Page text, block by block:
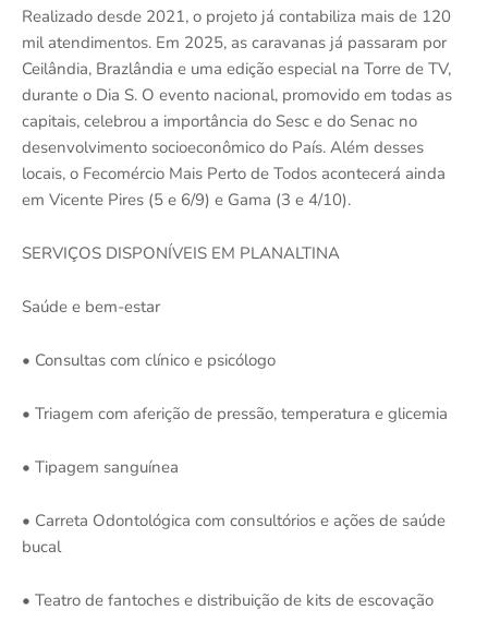
Realizado desde 2021, o projeto já contabiliza mais de 120
mil atendimentos. Em 2025, as caravanas já passaram por
Ceilândia, Brazlândia e uma edição especial na Torre de TV,
durante o Dia S. O evento nacional, promovido em todas as
capitais, celebrou a importância do Sesc e do Senac no
desenvolvimento socioeconômico do País. Além desses
locais, o Fecomércio Mais Perto de Todos acontecerá ainda
em Vicente Pires (5 e 6/9) e Gama (3 e 4/10).
SERVIÇOS DISPONÍVEIS EM PLANALTINA
Saúde e bem-estar
• Consultas com clínico e psicólogo
• Triagem com aferição de pressão, temperatura e glicemia
• Tipagem sanguínea
• Carreta Odontológica com consultórios e ações de saúde
bucal
• Teatro de fantoches e distribuição de kits de escovação